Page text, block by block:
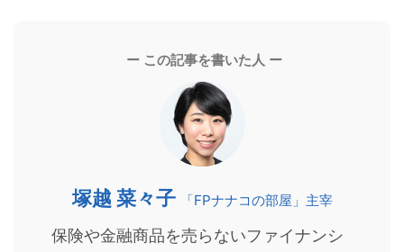
ー この記事を書いた人 ー
塚越 菜々子 「FPナナコの部屋」主宰
保険や金融商品を売らないファイナンシ